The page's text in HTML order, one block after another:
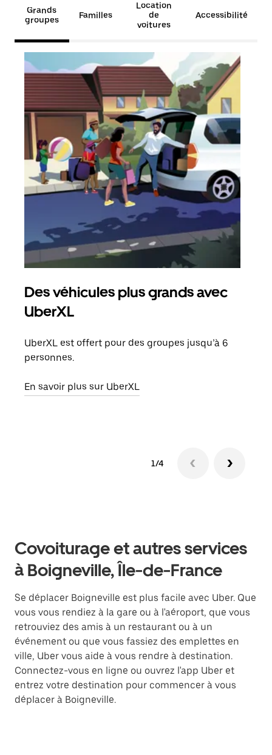
Grands
groupes
Familles
Location
de
voitures
Accessibilité
Des véhicules plus grands avec
UberXL
UberXL est offert pour des groupes jusqu’à 6
personnes.
En savoir plus sur UberXL
1/4
Covoiturage et autres services
à Boigneville, Île-de-France
Se déplacer Boigneville est plus facile avec Uber. Que
vous vous rendiez à la gare ou à l'aéroport, que vous
retrouviez des amis à un restaurant ou à un
événement ou que vous fassiez des emplettes en
ville, Uber vous aide à vous rendre à destination.
Connectez-vous en ligne ou ouvrez l'app Uber et
entrez votre destination pour commencer à vous
déplacer à Boigneville.